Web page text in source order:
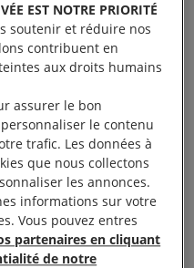
des
la clé pour que
s’écarter des énergies
EST NOTRE PRIORITÉ
soutenir et réduire nos
contribuent en
aux droits humains
assurer le bon
le contenu
trafic. Les données à
que nous collectons
les annonces.
informations sur votre
Vous pouvez entres
partenaires en cliquant
de notre